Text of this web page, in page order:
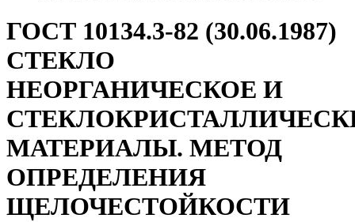
ГОСТ 10134.3-82 (30.06.1987)
СТЕКЛО
НЕОРГАНИЧЕСКОЕ И
МАТЕРИАЛЫ. МЕТОД
ОПРЕДЕЛЕНИЯ
ЩЕЛОЧЕСТОЙКОСТИ